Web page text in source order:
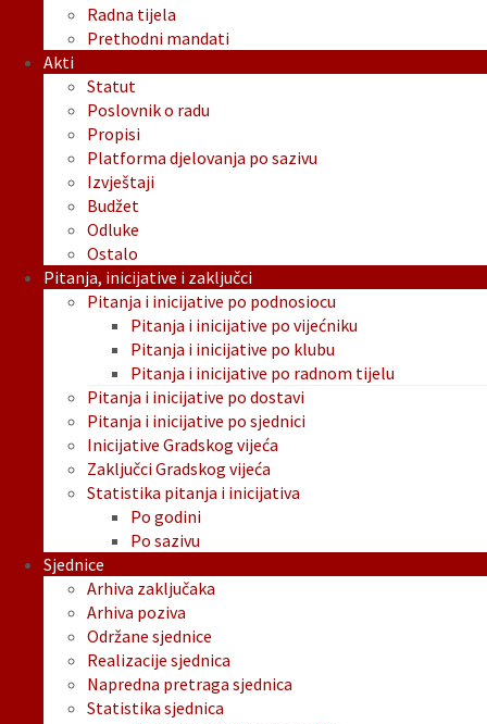
Radna tijela
Prethodni mandati
Akti
Statut
Poslovnik o radu
Propisi
Platforma djelovanja po sazivu
Izvještaji
Budžet
Odluke
Ostalo
Pitanja, inicijative i zaključci
Pitanja i inicijative po podnosiocu
Pitanja i inicijative po vijećniku
Pitanja i inicijative po klubu
Pitanja i inicijative po radnom tijelu
Pitanja i inicijative po dostavi
Pitanja i inicijative po sjednici
Inicijative Gradskog vijeća
Zaključci Gradskog vijeća
Statistika pitanja i inicijativa
Po godini
Po sazivu
Sjednice
Arhiva zaključaka
Arhiva poziva
Održane sjednice
Realizacije sjednica
Napredna pretraga sjednica
Statistika sjednica